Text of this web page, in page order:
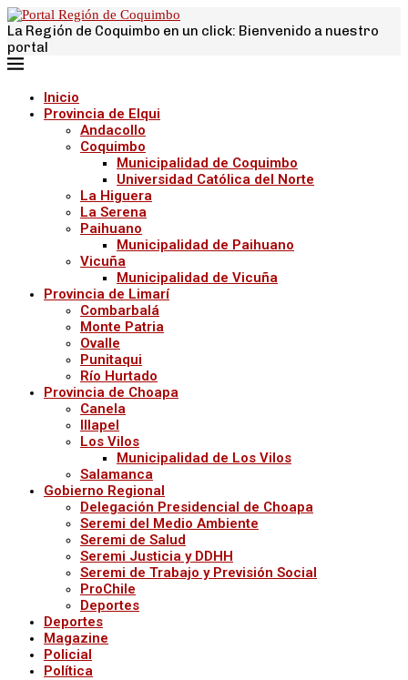
La Región de Coquimbo en un click: Bienvenido a nuestro
portal
Inicio
Provincia de Elqui
Andacollo
Coquimbo
Municipalidad de Coquimbo
Universidad Católica del Norte
La Higuera
La Serena
Paihuano
Municipalidad de Paihuano
Vicuña
Municipalidad de Vicuña
Provincia de Limarí
Combarbalá
Monte Patria
Ovalle
Punitaqui
Río Hurtado
Provincia de Choapa
Canela
Illapel
Los Vilos
Municipalidad de Los Vilos
Salamanca
Gobierno Regional
Delegación Presidencial de Choapa
Seremi del Medio Ambiente
Seremi de Salud
Seremi Justicia y DDHH
Seremi de Trabajo y Previsión Social
ProChile
Deportes
Deportes
Magazine
Policial
Política